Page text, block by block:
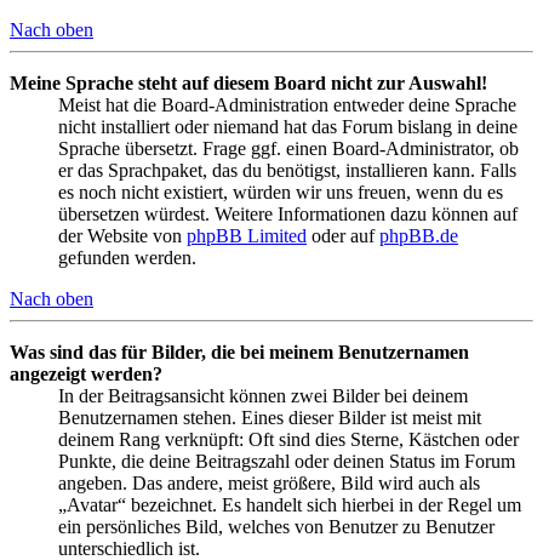
Nach oben
Meine Sprache steht auf diesem Board nicht zur Auswahl!
Meist hat die Board-Administration entweder deine Sprache
nicht installiert oder niemand hat das Forum bislang in deine
Sprache übersetzt. Frage ggf. einen Board-Administrator, ob
er das Sprachpaket, das du benötigst, installieren kann. Falls
es noch nicht existiert, würden wir uns freuen, wenn du es
übersetzen würdest. Weitere Informationen dazu können auf
der Website von phpBB Limited oder aufphpBB.de
gefunden werden.
Nach oben
Was sind das für Bilder, die bei meinem Benutzernamen
angezeigt werden?
In der Beitragsansicht können zwei Bilder bei deinem
Benutzernamen stehen. Eines dieser Bilder ist meist mit
deinem Rang verknüpft: Oft sind dies Sterne, Kästchen oder
Punkte, die deine Beitragszahl oder deinen Status im Forum
angeben. Das andere, meist größere, Bild wird auch als
„Avatar“ bezeichnet. Es handelt sich hierbei in der Regel um
ein persönliches Bild, welches von Benutzer zu Benutzer
unterschiedlich ist.